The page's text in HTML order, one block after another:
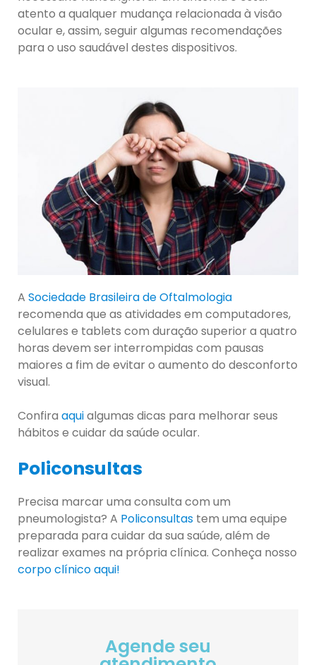
atento a qualquer mudança relacionada à visão
ocular e, assim, seguir algumas recomendações
para o uso saudável destes dispositivos.
A Sociedade Brasileira de Oftalmologia
recomenda que as atividades em computadores,
celulares e tablets com duração superior a quatro
horas devem ser interrompidas com pausas
maiores a fim de evitar o aumento do desconforto
visual.
Confira aquialgumas dicas para melhorar seus
hábitos e cuidar da saúde ocular.
Policonsultas
Precisa marcar uma consulta com um
pneumologista? A Policonsultas tem uma equipe
preparada para cuidar da sua saúde, além de
realizar exames na própria clínica. Conheça nosso
corpo clínico aqui!
Agende seu